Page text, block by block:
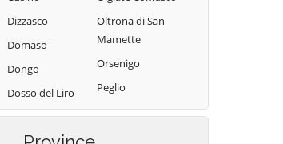
Dizzasco
Domaso
Dongo
Dosso del Liro
Erba
Eupilio
Oltrona di San
Mamette
Orsenigo
Peglio
Pianello del Lario